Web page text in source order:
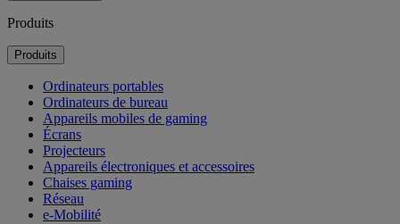
Produits
Produits
Ordinateurs portables
Ordinateurs de bureau
Appareils mobiles de gaming
Écrans
Projecteurs
Appareils électroniques et accessoires
Chaises gaming
Réseau
e-Mobilité